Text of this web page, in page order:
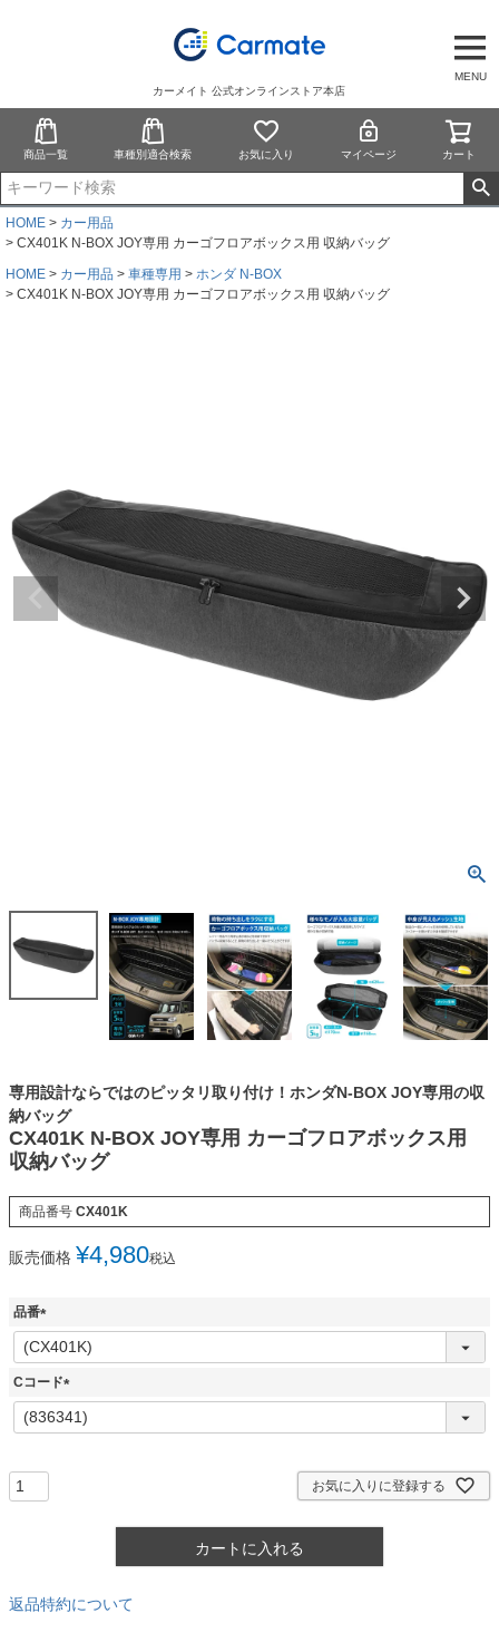
MENU
カーメイト 公式オンラインストア本店
商品一覧 車種別適合検索 お気に入り マイページ カート
HOME
カー用品
CX401K N-BOX JOY専用 カーゴフロアボックス用 収納バッグ
HOME
カー用品 車種専用
ホンダ N-BOX
CX401K N-BOX JOY専用 カーゴフロアボックス用 収納バッグ
専用設計ならではのピッタリ取り付け！ホンダN-BOX JOY専用の収
納バッグ
CX401K N-BOX JOY専用 カーゴフロアボックス用
収納バッグ
商品番号 CX401K
販売価格 ¥4,980税込
品番
(
必
須
Cコード
(
必
お気に入りに登録する
カートに入れる
返品特約について